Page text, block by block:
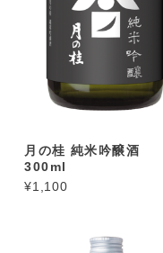
月の桂 純米吟醸酒
300ml
¥1,100